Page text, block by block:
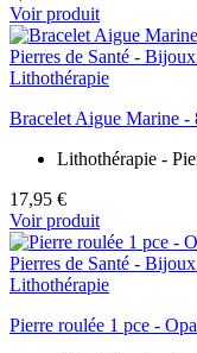
Voir produit
Bracelet Aigue Marine -
Lithothérapie -
17,95 €
Voir produit
Pierre roulée 1 pce -